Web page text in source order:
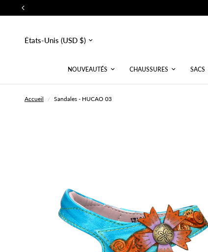
Mettre
à
NOUVEAUTÉS CHAUSSURES SACS
Accueil / Sandales - HUCAO 03